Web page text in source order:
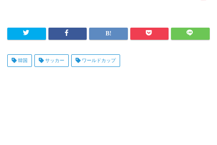
韓国 サッカー ワールドカップ